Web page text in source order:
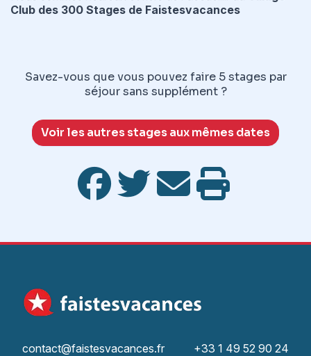
Club des 300 Stages de Faistesvacances
Savez-vous que vous pouvez faire 5 stages par
séjour sans supplément ?
Voir les autres stages aux mêmes dates
contact@faistesvacances.fr +33 1 49 52 90 24